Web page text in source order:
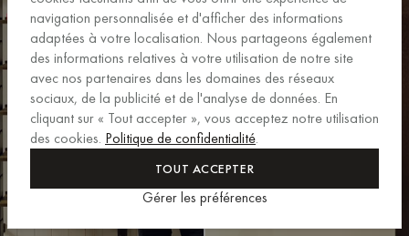
navigation personnalisée et d'afficher des informations
adaptées à votre localisation. Nous partageons également
des informations relatives à votre utilisation de notre site
avec nos partenaires dans les domaines des réseaux
sociaux, de la publicité et de l'analyse de données. En
cliquant sur « Tout accepter », vous acceptez notre utilisation
des cookies. Politique de confidentialité.
TOUT ACCEPTER
Gérer les préférences